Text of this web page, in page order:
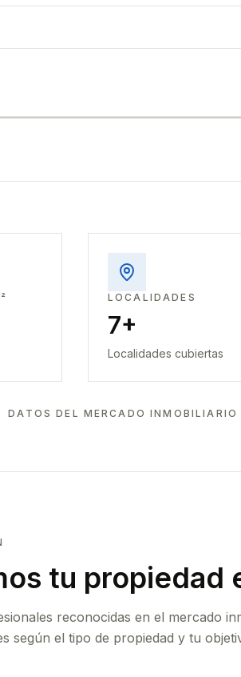
LOCALIDADES
7+
Localidades cubiertas
DATOS DEL MERCADO INMOBILIARIO
tu propiedad
reconocidas en el mercado
según el tipo de propiedad y tu